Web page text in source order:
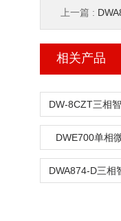
上一篇 :
相关产品
DWE700单相